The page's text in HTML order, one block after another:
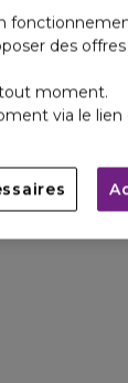
des
moment.
via le lien